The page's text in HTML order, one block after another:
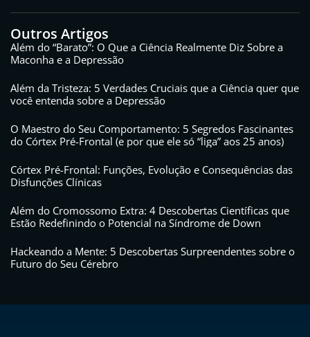
Outros Artigos
Além do “Barato”: O Que a Ciência Realmente Diz Sobre a
Maconha e a Depressão
Além da Tristeza: 5 Verdades Cruciais que a Ciência quer que
você entenda sobre a Depressão
O Maestro do Seu Comportamento: 5 Segredos Fascinantes
do Córtex Pré-Frontal (e por que ele só “liga” aos 25 anos)
Córtex Pré-Frontal: Funções, Evolução e Consequências das
Disfunções Clínicas
Além do Cromossomo Extra: 4 Descobertas Científicas que
Estão Redefinindo o Potencial na Síndrome de Down
Hackeando a Mente: 5 Descobertas Surpreendentes sobre o
Futuro do Seu Cérebro